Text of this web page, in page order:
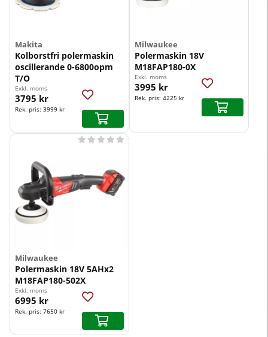
Makita
Kolborstfri polermaskin
oscillerande 0-6800opm
T/O
Exkl. moms
3795 kr
Rek. pris: 3999 kr
Milwaukee
Polermaskin 18V
M18FAP180-0X
Exkl. moms
3995 kr
Rek. pris: 4225 kr
Milwaukee
Polermaskin 18V 5AHx2
M18FAP180-502X
    
Exkl. moms
6995 kr
Rek. pris: 7650 kr